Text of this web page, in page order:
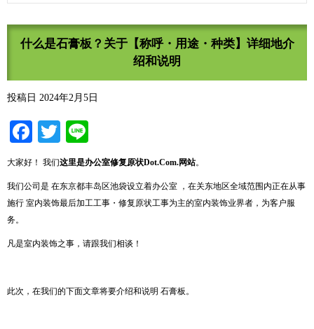
什么是石膏板？关于【称呼・用途・种类】详细地介
绍和说明
投稿日 2024年2月5日
Facebook
Twitter
大家好！ 我们这里是办公室修复原状Dot.Com.网站。
我们公司是 在东京都丰岛区池袋设立着办公室 ，在关东地区全域范围内正在从事
施行 室内装饰最后加工工事・修复原状工事为主的室内装饰业界者，为客户服
务。
凡是室内装饰之事，请跟我们相谈！
此次，在我们的下面文章将要介绍和说明 石膏板。